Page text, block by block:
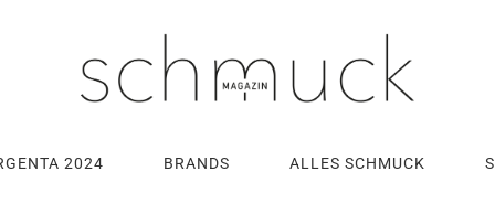
2024 BRANDS ALLES SCHMUCK